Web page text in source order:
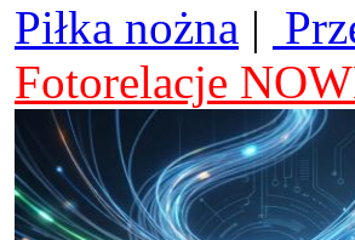
Piłka nożna |
Fotorelacje